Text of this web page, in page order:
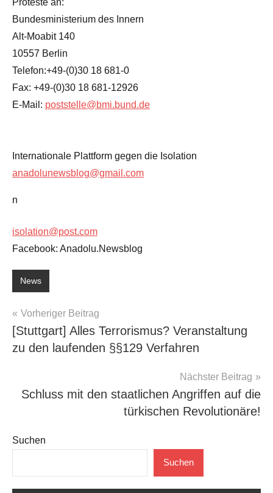
Proteste an:
Bundesministerium des Innern
Alt-Moabit 140
10557 Berlin
Telefon:+49-(0)30 18 681-0
Fax: +49-(0)30 18 681-12926
E-Mail: poststelle@bmi.bund.de
Internationale Plattform gegen die Isolation
anadolunewsblog@gmail.com
n
isolation@post.com
Facebook: Anadolu.Newsblog
News
Beitragsnavigation
Vorheriger Beitrag
[Stuttgart] Alles Terrorismus? Veranstaltung
zu den laufenden §§129 Verfahren
Nächster Beitrag
Schluss mit den staatlichen Angriffen auf die
türkischen Revolutionäre!
Suchen
Suchen